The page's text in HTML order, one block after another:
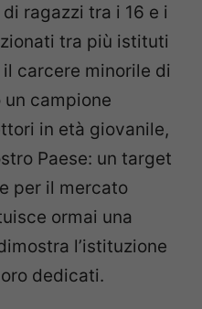
ragazzi tra i 16 e i
tra più istituti
carcere minorile di
campione
in età giovanile,
Paese: un target
per il mercato
ormai una
l’istituzione
dedicati.